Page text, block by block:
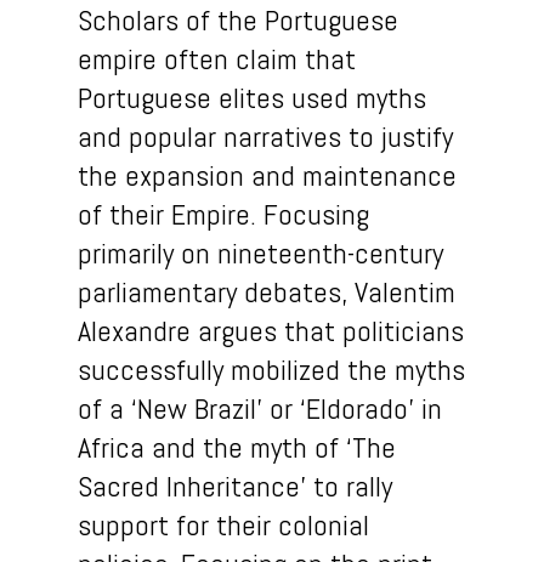
Scholars of the Portuguese
empire often claim that
Portuguese elites used myths
and popular narratives to justify
the expansion and maintenance
of their Empire. Focusing
primarily on nineteenth-century
parliamentary debates, Valentim
Alexandre argues that politicians
successfully mobilized the myths
of a ‘New Brazil’ or ‘Eldorado’ in
Africa and the myth of ‘The
Sacred Inheritance’ to rally
support for their colonial